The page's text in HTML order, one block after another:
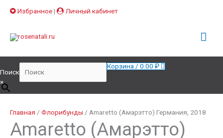
Избранное| Личный кабинет
Поиск
×
Корзина / 0.00 ₽
Главная / Флорибунды / Amaretto (Амарэтто) Германия, 2018
Amaretto (Амарэтто)
товара
Amaretto
(Амарэтто)